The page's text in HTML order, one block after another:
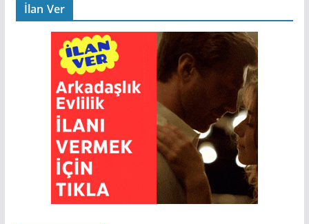
İlan Ver